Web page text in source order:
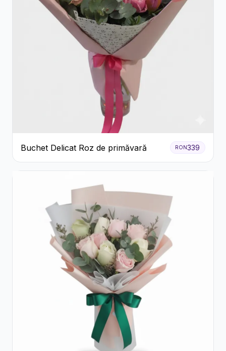
Buchet Delicat Roz de primăvară RON339